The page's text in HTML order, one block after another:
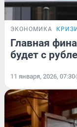
ЭКОНОМИКА
Главная
будет с
11 января, 2026, 07:30